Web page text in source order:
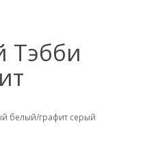
Тэбби
белый/графит серый